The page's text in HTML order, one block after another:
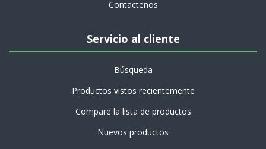
Contactenos
Servicio al cliente
Búsqueda
Productos vistos recientemente
Compare la lista de productos
Nuevos productos